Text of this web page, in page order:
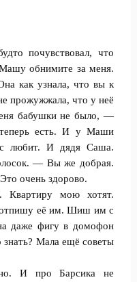
почувствовал, что
обнимите за меня.
как узнала, что вы к
прожужжала, что у неё
бабушки не было, —
есть. И у Маши
любит. И дядя Саша.
— Вы же добрая.
очень здорово.
мою хотят.
отпишу её им. Шиш им с
даже фигу в домофон
знать? Мала ещё советы
И про Барсика не